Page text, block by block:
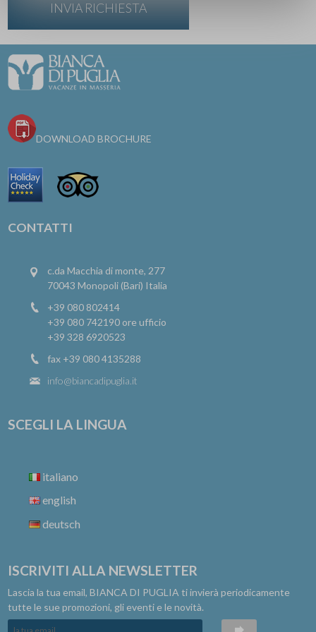
DOWNLOAD BROCHURE
CONTATTI
c.da Macchia di monte, 277
70043 Monopoli (Bari) Italia
+39 080 802414
+39 080 742190 ore ufficio
+39 328 6920523
fax +39 080 4135288
info@biancadipuglia.it
SCEGLI LA LINGUA
italiano
english
deutsch
ISCRIVITI ALLA NEWSLETTER
Lascia la tua email, BIANCA DI PUGLIA ti invierà periodicamente
tutte le sue promozioni, gli eventi e le novità.